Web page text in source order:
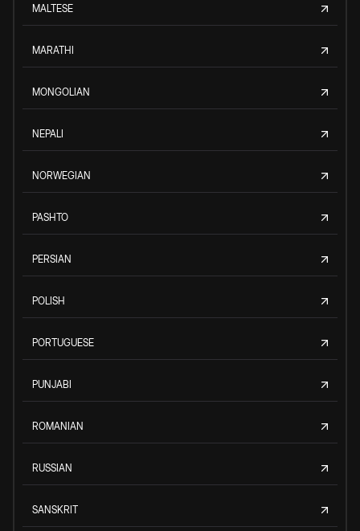
MALTESE
MARATHI
MONGOLIAN
NEPALI
NORWEGIAN
PASHTO
PERSIAN
POLISH
PORTUGUESE
PUNJABI
ROMANIAN
RUSSIAN
SANSKRIT